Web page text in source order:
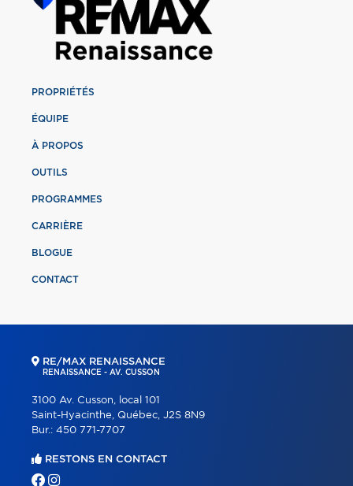
PROPRIÉTÉS
ÉQUIPE
À PROPOS
OUTILS
PROGRAMMES
CARRIÈRE
BLOGUE
CONTACT
RE/MAX RENAISSANCE
RENAISSANCE - AV. CUSSON
3100 Av. Cusson, local 101
Saint-Hyacinthe, Québec, J2S 8N9
Bur.: 450 771-7707
RESTONS EN CONTACT